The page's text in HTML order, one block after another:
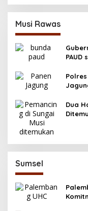
Musi Rawas
PAUD
Dua
Sumsel